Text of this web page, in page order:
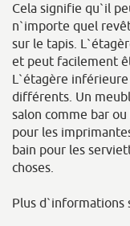
Cela signifie qu`il
n`importe quel
sur le tapis.
et peut facilement
L`étagère
différents. Un
salon comme bar
pour les
bain pour les
choses.
Plus d`informations